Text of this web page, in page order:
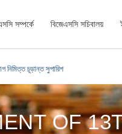
সম্পর্কে বিজেএসসি সচিবালয়
নিমিত্ত চূড়ান্ত সুপারিশ
OF